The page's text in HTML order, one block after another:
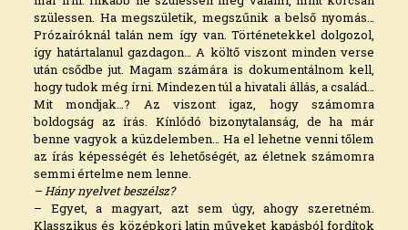
szülessen. Ha megszületik, megszűnik a belső nyomás…
Prózaíróknál talán nem így van. Történetekkel dolgozol,
így határtalanul gazdagon… A költő viszont minden verse
után csődbe jut. Magam számára is dokumentálnom kell,
hogy tudok még írni. Mindezen túl a hivatali állás, a család…
Mit mondjak…? Az viszont igaz, hogy számomra
boldogság az írás. Kínlódó bizonytalanság, de ha már
benne vagyok a küzdelemben… Ha el lehetne venni tőlem
az írás képességét és lehetőségét, az életnek számomra
semmi értelme nem lenne.
– Hány nyelvet beszélsz?
– Egyet, a magyart, azt sem úgy, ahogy szeretném.
Klasszikus és középkori latin műveket kapásból fordítok